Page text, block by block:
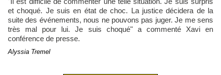
et choqué. Je suis en état de choc. La justice décidera de la
suite des événements, nous ne pouvons pas juger. Je me sens
très mal pour lui. Je suis choqué" a commenté Xavi en
conférence de presse.
Alyssia Tremel